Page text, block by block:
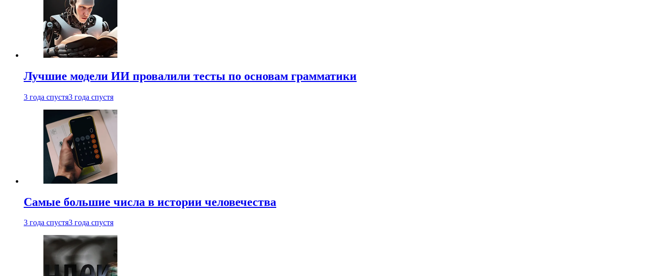
Лучшие модели ИИ провалили тесты по основам грамматики
3 года спустя3 года спустя
Самые большие числа в истории человечества
3 года спустя3 года спустя